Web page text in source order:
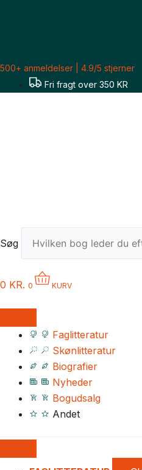
500+ anmeldelser | 4.9/5 stjerner
Fri fragt over 350 KR
Søg
0 KR. 0 KURV
Faglitteratur
Skønlitteratur
Biografier
Nyheder
Bogudsalg
Andet